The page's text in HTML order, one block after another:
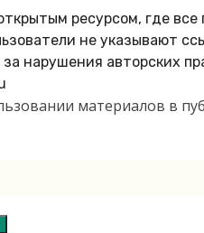
ресурсом, где
не указывают
нарушения авторских
материалов в